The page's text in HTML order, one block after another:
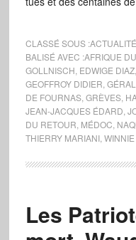
CLASSÉ SOUS :
BALISÉ AVEC :AFRIQUE
GOLLNISCH EDWIGE DIAZ,
GEOFFROY DIDIER
DE FOURNAS, GRÈVES,
JEAN-JACQUES ÉDARD
DU RETOUR MÉDOC
THIERRY MARIANI,
Les